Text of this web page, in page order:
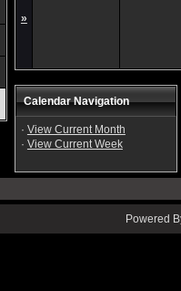
»
Calendar Navigation
· View Current Month
· View Current Week
Powered